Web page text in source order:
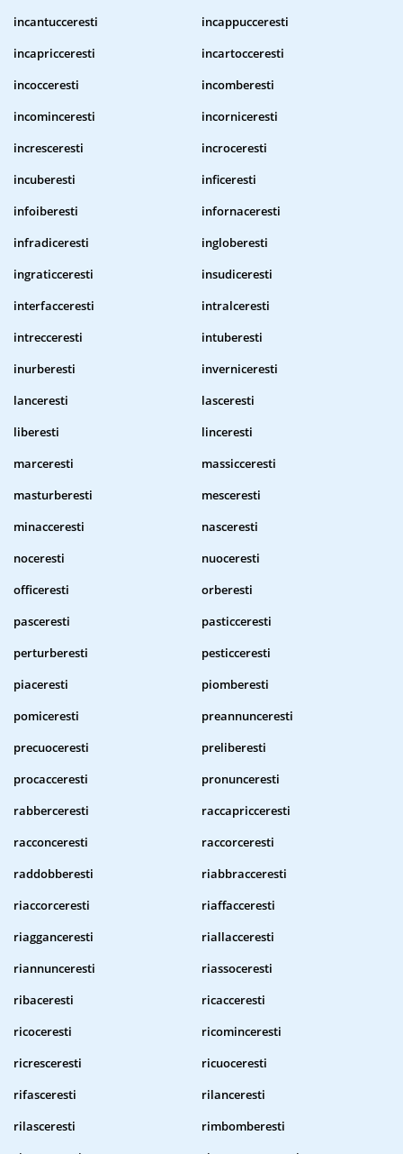
incantucceresti
incappucceresti
incapricceresti
incartocceresti
incocceresti
incomberesti
incominceresti
incorniceresti
incresceresti
incroceresti
incuberesti
inficeresti
infoiberesti
infornaceresti
infradiceresti
ingloberesti
ingraticceresti
insudiceresti
interfacceresti
intralceresti
intrecceresti
intuberesti
inurberesti
inverniceresti
lanceresti
lasceresti
liberesti
linceresti
marceresti
massicceresti
masturberesti
mesceresti
minacceresti
nasceresti
noceresti
nuoceresti
officeresti
orberesti
pasceresti
pasticceresti
perturberesti
pesticceresti
piaceresti
piomberesti
pomiceresti
preannunceresti
precuoceresti
preliberesti
procacceresti
pronunceresti
rabberceresti
raccapricceresti
racconceresti
raccorceresti
raddobberesti
riabbracceresti
riaccorceresti
riaffacceresti
riagganceresti
riallacceresti
riannunceresti
riassoceresti
ribaceresti
ricacceresti
ricoceresti
ricominceresti
ricresceresti
ricuoceresti
rifasceresti
rilanceresti
rilasceresti
rimbomberesti